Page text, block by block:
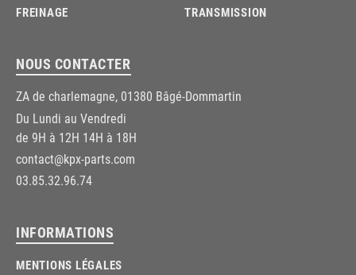
FREINAGE
TRANSMISSION
NOUS CONTACTER
ZA de charlemagne, 01380 Bâgé-Dommartin
Du Lundi au Vendredi
de 9H à 12H 14H à 18H
contact@kpx-parts.com
03.85.32.96.74
INFORMATIONS
MENTIONS LÉGALES